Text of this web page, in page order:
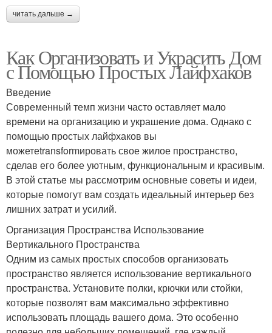
читать дальше →
Как Организовать и Украсить Дом
с Помощью Простых Лайфхаков
Введение
Современный темп жизни часто оставляет мало
времени на организацию и украшение дома. Однако с
помощью простых лайфхаков вы
можетеtransformировать свое жилое пространство,
сделав его более уютным, функциональным и красивым.
В этой статье мы рассмотрим основные советы и идеи,
которые помогут вам создать идеальный интерьер без
лишних затрат и усилий.
Организация Пространства Использование
Вертикального Пространства
Одним из самых простых способов организовать
пространство является использование вертикального
пространства. Установите полки, крючки или стойки,
которые позволят вам максимально эффективно
использовать площадь вашего дома. Это особенно